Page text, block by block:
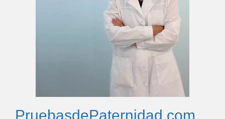
PruebasdePaternidad.com,